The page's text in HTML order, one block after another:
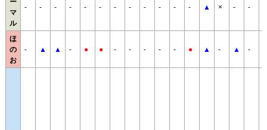
ー
マ
ル
- - - - - - - - - - - - ▲ × - -
ほ
の
お
- ▲ ▲ - ● ● - - - - - ● ▲ - ▲ -